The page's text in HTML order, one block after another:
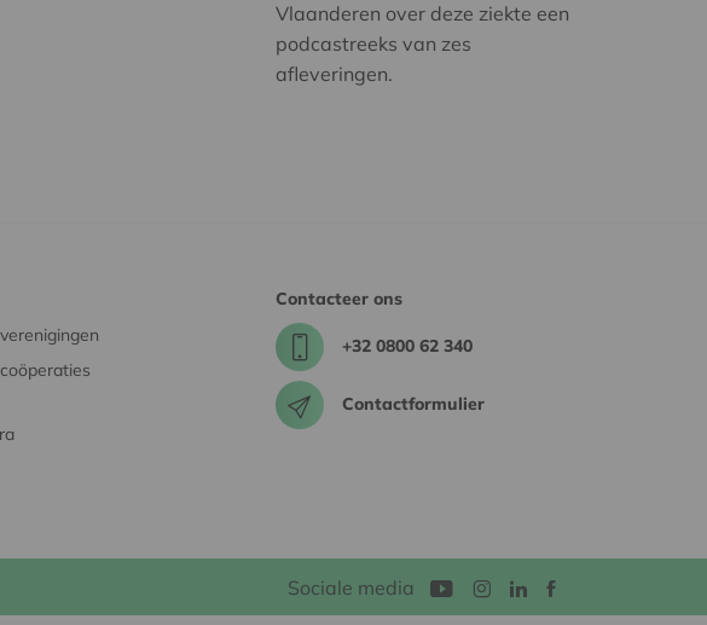
Vlaanderen over deze ziekte een
podcastreeks van zes
afleveringen.
Contacteer ons
+32 0800 62 340
Contactformulier
Sociale media